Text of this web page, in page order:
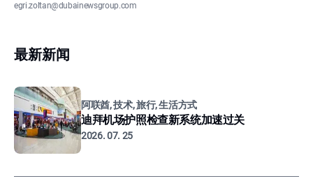
egri.zoltan@dubainewsgroup.com
最新新闻
阿联酋, 技术, 旅行, 生活方式
迪拜机场护照检查新系统加速过关
2026. 07. 25